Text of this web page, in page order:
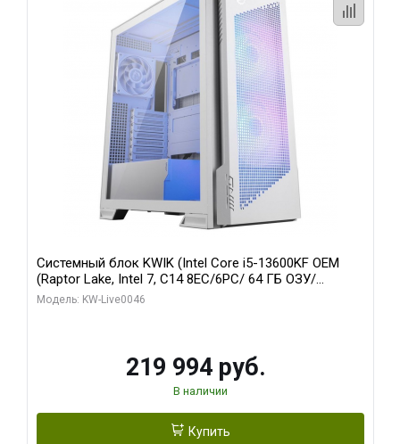
Системный блок KWIK (Intel Core i5-13600KF OEM
(Raptor Lake, Intel 7, C14 8EC/6PC/ 64 ГБ ОЗУ/
Gigabyte RTX5060Ti GAMING OC 8GB GDDR7 128bit
Модель: KW-Live0046
219 994 руб.
В наличии
Купить